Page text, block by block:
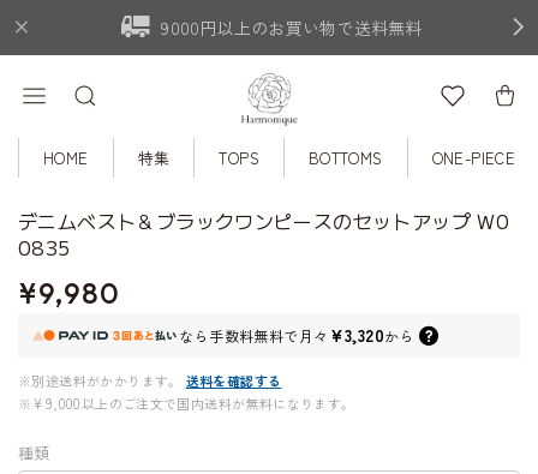
9000円以上のお買い物で送料無料
HOME 特集 TOPS BOTTOMS ONE-PIECE
デニムベスト＆ブラックワンピースのセットアップ W0
0835
¥9,980
なら 手数料無料で月々 ¥3,320から
※別途送料がかかります。
送料を確認する
※¥9,000以上のご注文で国内送料が無料になります。
種類